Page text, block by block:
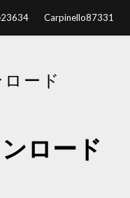
Carpinello87331
ード
ロード